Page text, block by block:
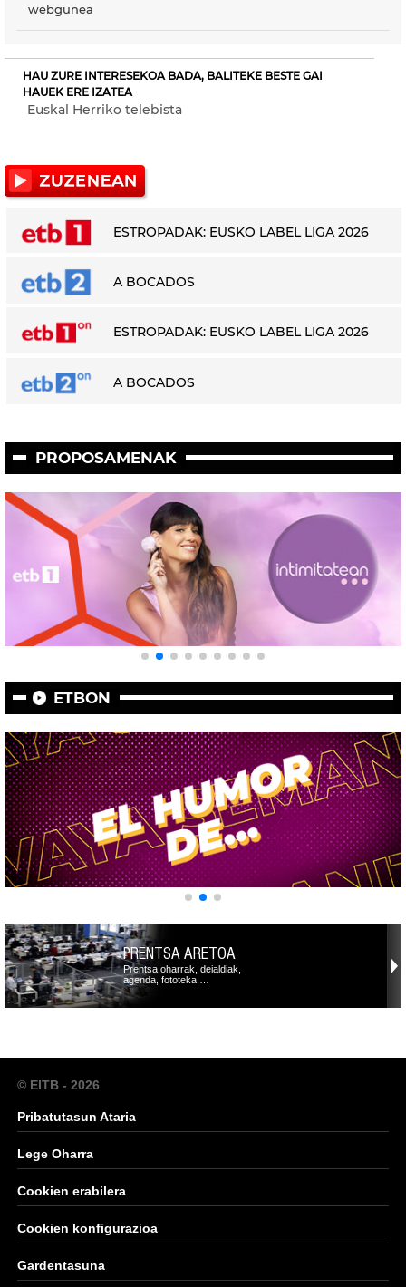
webgunea
HAU ZURE INTERESEKOA BADA, BALITEKE BESTE GAI
HAUEK ERE IZATEA
Euskal Herriko telebista
ESTROPADAK: EUSKO LABEL LIGA 2026
A BOCADOS
ESTROPADAK: EUSKO LABEL LIGA 2026
A BOCADOS
PROPOSAMENAK
ETBON
PRENTSA ARETOA
Prentsa oharrak, deialdiak,
agenda, fototeka,…
© EITB - 2026
Pribatutasun Ataria
Lege Oharra
Cookien erabilera
Cookien konfigurazioa
Gardentasuna